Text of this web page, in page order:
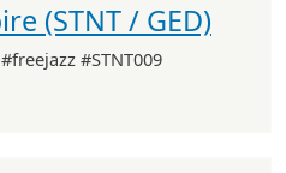
(STNT / GED)
#STNT009